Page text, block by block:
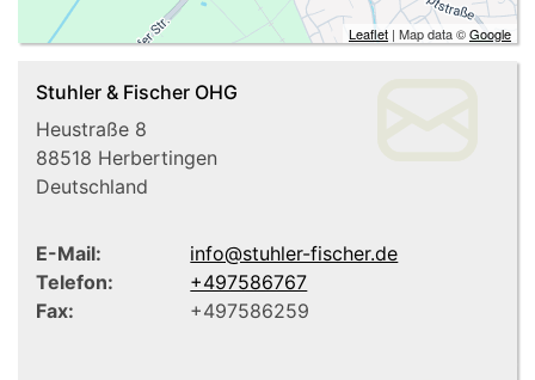
Leaflet | Map data ©Google
Stuhler & Fischer OHG
Heustraße 8
88518 Herbertingen
Deutschland
E-Mail:
info@stuhler-fischer.de
Telefon:
+497586767
Fax:
+497586259